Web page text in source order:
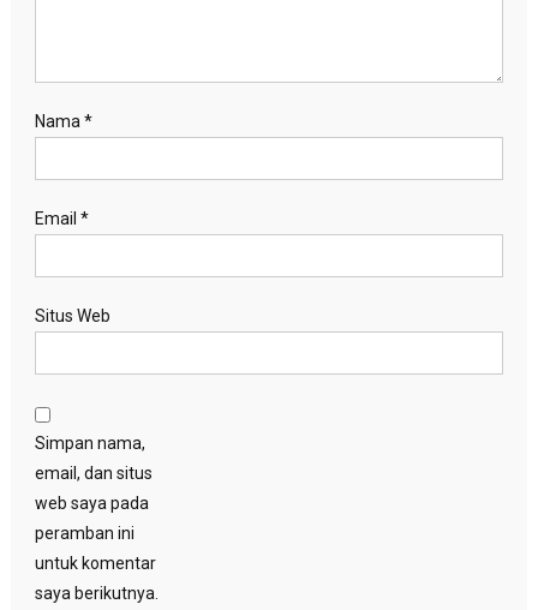
Nama*
Email *
Situs Web
Simpan nama,
email, dan situs
web saya pada
peramban ini
untuk komentar
saya berikutnya.